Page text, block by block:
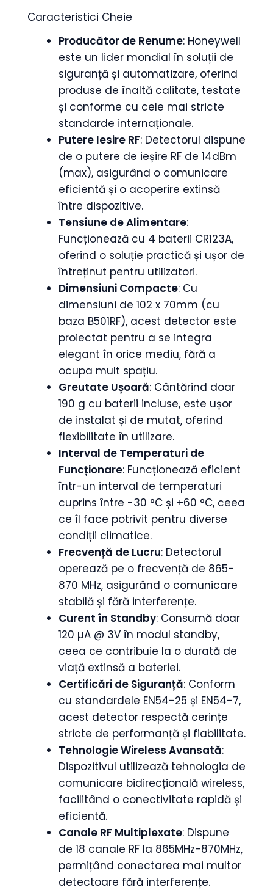
Caracteristici Cheie
Producător de Renume: Honeywell
este un lider mondial în soluții de
siguranță și automatizare, oferind
produse de înaltă calitate, testate
și conforme cu cele mai stricte
standarde internaționale.
Putere Iesire RF: Detectorul dispune
de o putere de ieșire RF de 14dBm
(max), asigurând o comunicare
eficientă și o acoperire extinsă
între dispozitive.
Tensiune de Alimentare:
Funcționează cu 4 baterii CR123A,
oferind o soluție practică și ușor de
întreținut pentru utilizatori.
Dimensiuni Compacte: Cu
dimensiuni de 102 x 70mm (cu
baza B501RF), acest detector este
proiectat pentru a se integra
elegant în orice mediu, fără a
ocupa mult spațiu.
Greutate Ușoară: Cântărind doar
190 g cu baterii incluse, este ușor
de instalat și de mutat, oferind
flexibilitate în utilizare.
Interval de Temperaturi de
Funcționare: Funcționează eficient
într-un interval de temperaturi
cuprins între -30 °C și +60 °C, ceea
ce îl face potrivit pentru diverse
condiții climatice.
Frecvență de Lucru: Detectorul
operează pe o frecvență de 865-
870 MHz, asigurând o comunicare
stabilă și fără interferențe.
Curent în Standby: Consumă doar
120 µA @ 3V în modul standby,
ceea ce contribuie la o durată de
viață extinsă a bateriei.
Certificări de Siguranță: Conform
cu standardele EN54-25 și EN54-7,
acest detector respectă cerințe
stricte de performanță și fiabilitate.
Tehnologie Wireless Avansată:
Dispozitivul utilizează tehnologia de
comunicare bidirecțională wireless,
facilitând o conectivitate rapidă și
eficientă.
Canale RF Multiplexate: Dispune
de 18 canale RF la 865MHz-870MHz,
permițând conectarea mai multor
detectoare fără interferențe.